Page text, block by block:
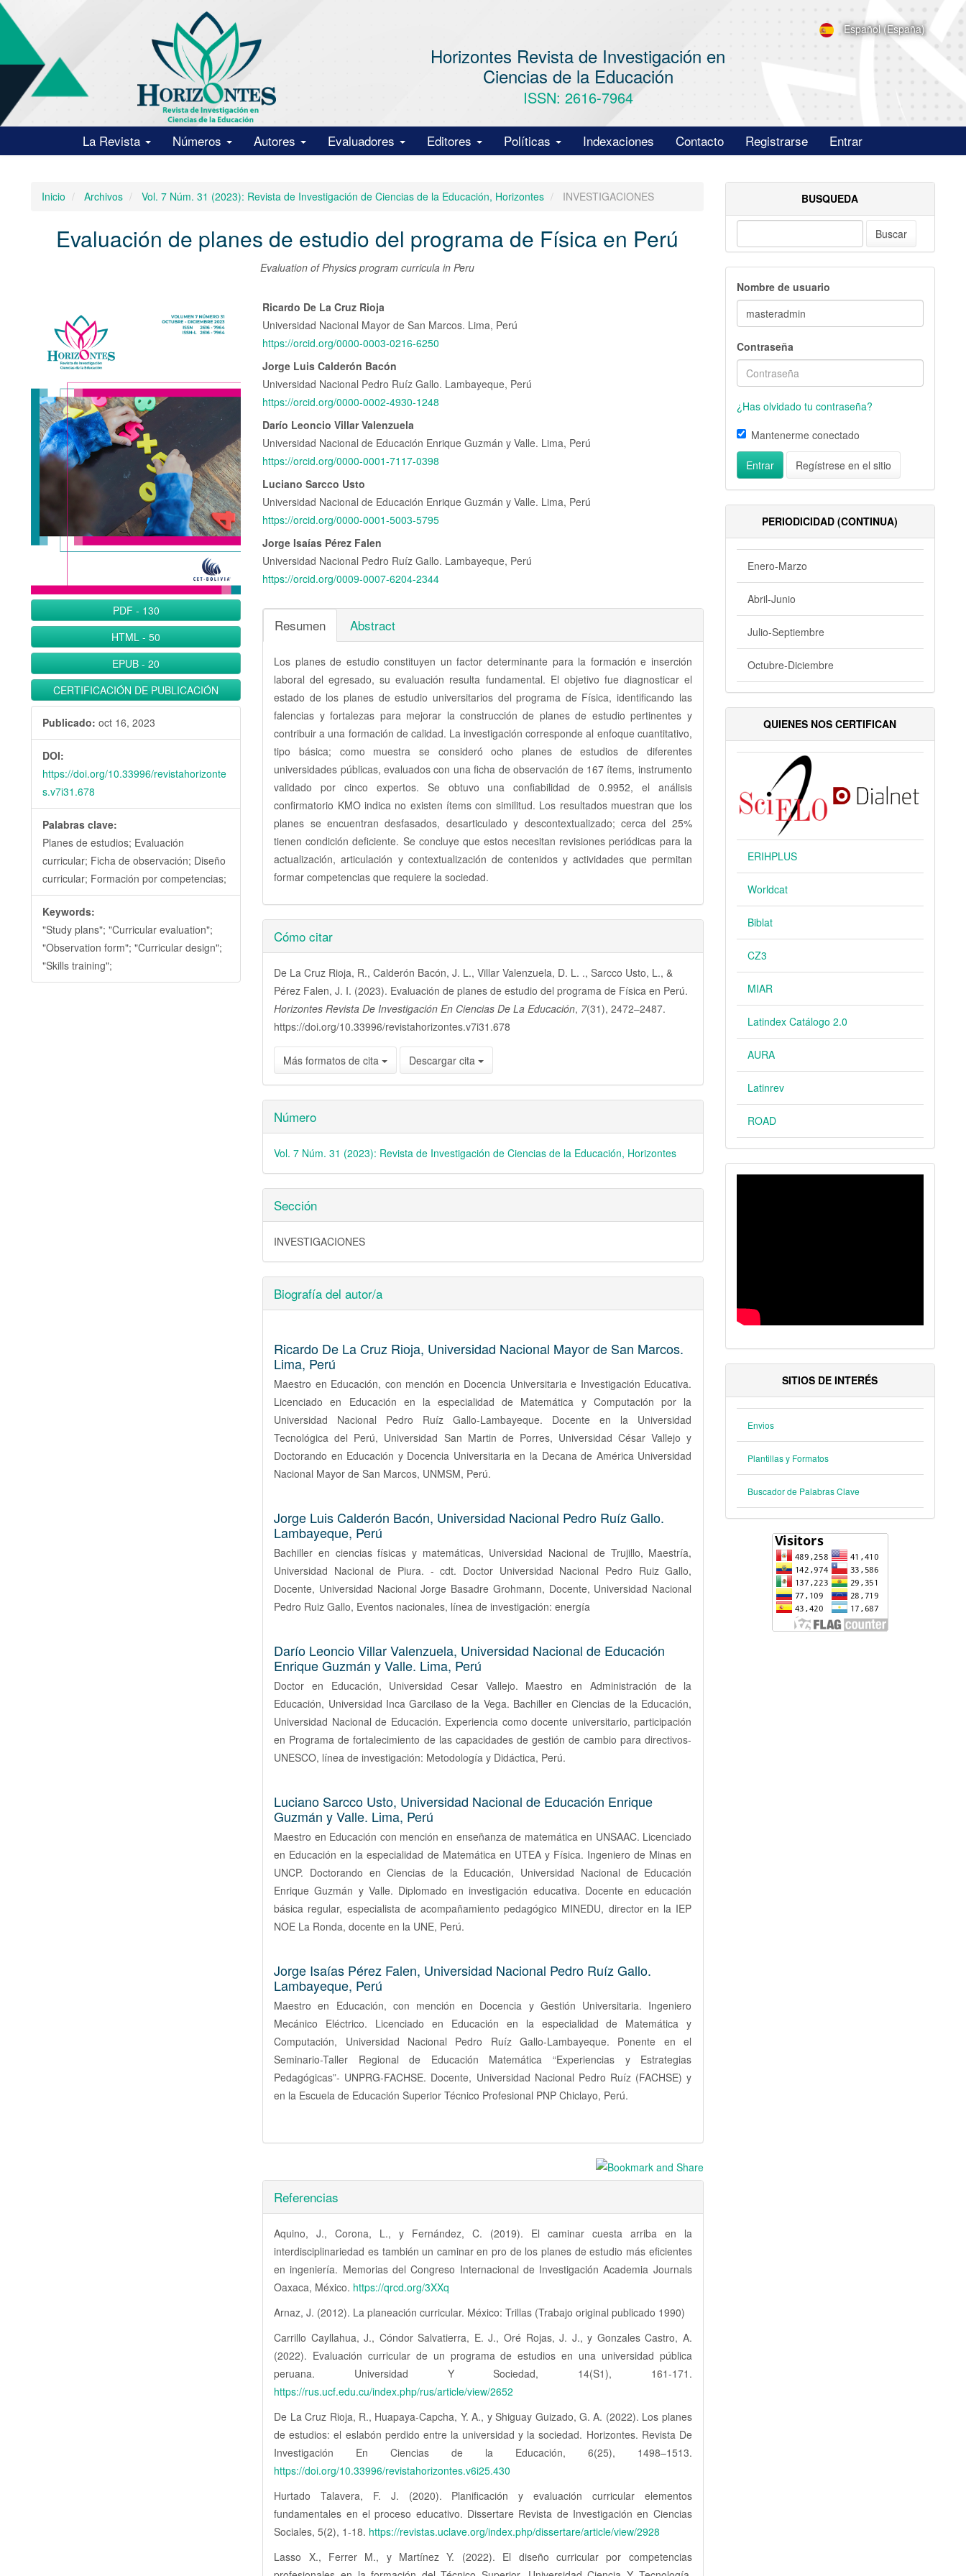
Contenido
principal
Barra
lateral
Español (España)
Horizontes Revista de Investigación en
Ciencias de la Educación
ISSN: 2616-7964
La Revista Números Autores Evaluadores Editores Políticas Indexaciones Contacto Registrarse Entrar
Inicio Archivos Vol. 7 Núm. 31 (2023): Revista de Investigación de Ciencias de la Educación, Horizontes INVESTIGACIONES
Evaluación de planes de estudio del programa de Física en Perú
Evaluation of Physics program curricula in Peru
Barra
lateral
del
artículo
PDF - 130
HTML-50
EPUB-20
CERTIFICACIÓN DE PUBLICACIÓN
Publicado: oct 16, 2023
DOI:
https://doi.org/10.33996/revistahorizonte
s.v7i31.678
Palabras clave:
Planes de estudios; Evaluación
curricular; Ficha de observación; Diseño
curricular; Formación por competencias;
Keywords:
"Study plans"; "Curricular evaluation";
"Observation form"; "Curricular design";
"Skills training";
Contenido
principal
del
artículo
Ricardo De La Cruz Rioja
Universidad Nacional Mayor de San Marcos. Lima, Perú
https://orcid.org/0000-0003-0216-6250
Jorge Luis Calderón Bacón
Universidad Nacional Pedro Ruíz Gallo. Lambayeque, Perú
https://orcid.org/0000-0002-4930-1248
Darío Leoncio Villar Valenzuela
Universidad Nacional de Educación Enrique Guzmán y Valle. Lima, Perú
https://orcid.org/0000-0001-7117-0398
Luciano Sarcco Usto
Universidad Nacional de Educación Enrique Guzmán y Valle. Lima, Perú
https://orcid.org/0000-0001-5003-5795
Jorge Isaías Pérez Falen
Universidad Nacional Pedro Ruíz Gallo. Lambayeque, Perú
https://orcid.org/0009-0007-6204-2344
Resumen Abstract
Los planes de estudio constituyen un factor determinante para la formación e inserción
laboral del egresado, su evaluación resulta fundamental. El objetivo fue diagnosticar el
estado de los planes de estudio universitarios del programa de Física, identificando las
falencias y fortalezas para mejorar la construcción de planes de estudio pertinentes y
contribuir a una formación de calidad. La investigación corresponde al enfoque cuantitativo,
tipo básica; como muestra se consideró ocho planes de estudios de diferentes
universidades públicas, evaluados con una ficha de observación de 167 ítems, instrumento
validado por cinco expertos. Se obtuvo una confiabilidad de 0.9952, el análisis
confirmatorio KMO indica no existen ítems con similitud. Los resultados muestran que los
planes se encuentran desfasados, desarticulado y descontextualizado; cerca del 25%
tienen condición deficiente. Se concluye que estos necesitan revisiones periódicas para la
actualización, articulación y contextualización de contenidos y actividades que permitan
formar competencias que requiere la sociedad.
Detalles
del
artículo
Cómo citar
De La Cruz Rioja, R., Calderón Bacón, J. L., Villar Valenzuela, D. L. ., Sarcco Usto, L., &
Pérez Falen, J. I. (2023). Evaluación de planes de estudio del programa de Física en Perú.
Horizontes Revista De Investigación En Ciencias De La Educación, 7(31), 2472–2487.
https://doi.org/10.33996/revistahorizontes.v7i31.678
Más formatos de cita Descargar cita
Número
Vol. 7 Núm. 31 (2023): Revista de Investigación de Ciencias de la Educación, Horizontes
Sección
INVESTIGACIONES
Biografía del autor/a
Ricardo De La Cruz Rioja, Universidad Nacional Mayor de San Marcos.
Lima, Perú
Maestro en Educación, con mención en Docencia Universitaria e Investigación Educativa.
Licenciado en Educación en la especialidad de Matemática y Computación por la
Universidad Nacional Pedro Ruíz Gallo-Lambayeque. Docente en la Universidad
Tecnológica del Perú, Universidad San Martin de Porres, Universidad César Vallejo y
Doctorando en Educación y Docencia Universitaria en la Decana de América Universidad
Nacional Mayor de San Marcos, UNMSM, Perú.
Jorge Luis Calderón Bacón, Universidad Nacional Pedro Ruíz Gallo.
Lambayeque, Perú
Bachiller en ciencias físicas y matemáticas, Universidad Nacional de Trujillo, Maestría,
Universidad Nacional de Piura. - cdt. Doctor Universidad Nacional Pedro Ruiz Gallo,
Docente, Universidad Nacional Jorge Basadre Grohmann, Docente, Universidad Nacional
Pedro Ruiz Gallo, Eventos nacionales, línea de investigación: energía
Darío Leoncio Villar Valenzuela, Universidad Nacional de Educación
Enrique Guzmán y Valle. Lima, Perú
Doctor en Educación, Universidad Cesar Vallejo. Maestro en Administración de la
Educación, Universidad Inca Garcilaso de la Vega. Bachiller en Ciencias de la Educación,
Universidad Nacional de Educación. Experiencia como docente universitario, participación
en Programa de fortalecimiento de las capacidades de gestión de cambio para directivos-
UNESCO, línea de investigación: Metodología y Didáctica, Perú.
Luciano Sarcco Usto, Universidad Nacional de Educación Enrique
Guzmán y Valle. Lima, Perú
Maestro en Educación con mención en enseñanza de matemática en UNSAAC. Licenciado
en Educación en la especialidad de Matemática en UTEA y Física. Ingeniero de Minas en
UNCP. Doctorando en Ciencias de la Educación, Universidad Nacional de Educación
Enrique Guzmán y Valle. Diplomado en investigación educativa. Docente en educación
básica regular, especialista de acompañamiento pedagógico MINEDU, director en la IEP
NOE La Ronda, docente en la UNE, Perú.
Jorge Isaías Pérez Falen, Universidad Nacional Pedro Ruíz Gallo.
Lambayeque, Perú
Maestro en Educación, con mención en Docencia y Gestión Universitaria. Ingeniero
Mecánico Eléctrico. Licenciado en Educación en la especialidad de Matemática y
Computación, Universidad Nacional Pedro Ruíz Gallo-Lambayeque. Ponente en el
Seminario-Taller Regional de Educación Matemática “Experiencias y Estrategias
Pedagógicas”- UNPRG-FACHSE. Docente, Universidad Nacional Pedro Ruíz (FACHSE) y
en la Escuela de Educación Superior Técnico Profesional PNP Chiclayo, Perú.
Referencias
Aquino, J., Corona, L., y Fernández, C. (2019). El caminar cuesta arriba en la
interdisciplinariedad es también un caminar en pro de los planes de estudio más eficientes
en ingeniería. Memorias del Congreso Internacional de Investigación Academia Journals
Oaxaca, México. https://qrcd.org/3XXq
Arnaz, J. (2012). La planeación curricular. México: Trillas (Trabajo original publicado 1990)
Carrillo Cayllahua, J., Cóndor Salvatierra, E. J., Oré Rojas, J. J., y Gonzales Castro, A.
(2022). Evaluación curricular de un programa de estudios en una universidad pública
peruana. Universidad Y Sociedad, 14(S1), 161-171.
https://rus.ucf.edu.cu/index.php/rus/article/view/2652
De La Cruz Rioja, R., Huapaya-Capcha, Y. A., y Shiguay Guizado, G. A. (2022). Los planes
de estudios: el eslabón perdido entre la universidad y la sociedad. Horizontes. Revista De
Investigación En Ciencias de la Educación, 6(25), 1498–1513.
https://doi.org/10.33996/revistahorizontes.v6i25.430
Hurtado Talavera, F. J. (2020). Planificación y evaluación curricular elementos
fundamentales en el proceso educativo. Dissertare Revista de Investigación en Ciencias
Sociales, 5(2), 1-18. https://revistas.uclave.org/index.php/dissertare/article/view/2928
Lasso X., Ferrer M., y Martínez Y. (2022). El diseño curricular por competencias
BUSQUEDA
Buscar
Nombre de usuario
Contraseña
¿Has olvidado tu contraseña?
Mantenerme conectado
Entrar Regístrese en el sitio
PERIODICIDAD (CONTINUA)
Enero-Marzo
Abril-Junio
Julio-Septiembre
Octubre-Diciembre
QUIENES NOS CERTIFICAN
ERIHPLUS
Worldcat
Biblat
CZ3
MIAR
Latindex Catálogo 2.0
AURA
Latinrev
ROAD
VIDEO
SITIOS DE INTERÉS
Envios
Plantillas y Formatos
Buscador de Palabras Clave